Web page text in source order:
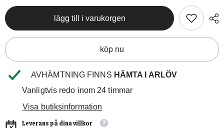
lägg till i varukorgen
köp nu
AVHÄMTNING FINNS HÄMTA I ARLÖV
Vanligtvis redo inom 24 timmar
Visa butiksinformation
Leverans på dina villkor